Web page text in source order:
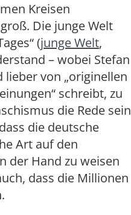
Kreisen
Die junge Welt
(junge Welt,
– wobei Stefan
lieber von „originellen
schreibt, zu
die Rede sein
die deutsche
Art auf den
der Hand zu weisen
dass die Millionen